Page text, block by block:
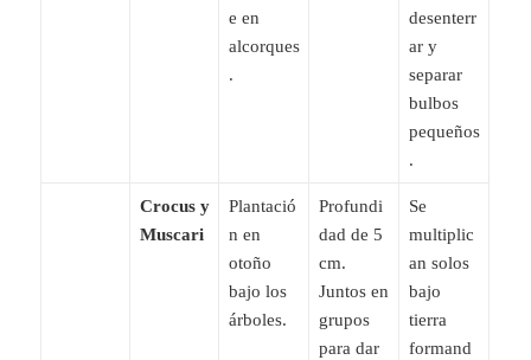
e en
alcorques
.
desenterr
ar y
separar
bulbos
pequeños
.
Crocus y
Muscari
Plantació
n en
otoño
bajo los
árboles.
Profundi
dad de 5
cm.
Juntos en
grupos
para dar
Se
multiplic
an solos
bajo
tierra
formand